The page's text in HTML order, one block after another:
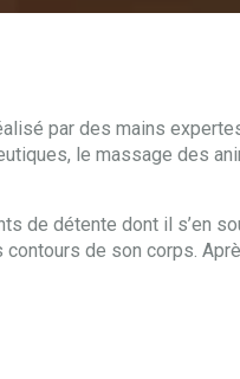
par des mains
le massage des
de détente dont il s’en
contours de son corps.